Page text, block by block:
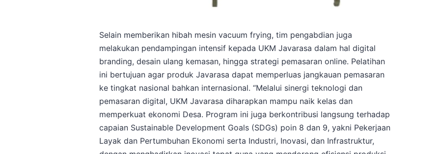
Selain memberikan hibah mesin vacuum frying, tim pengabdian juga
melakukan pendampingan intensif kepada UKM Javarasa dalam hal digital
branding, desain ulang kemasan, hingga strategi pemasaran online. Pelatihan
ini bertujuan agar produk Javarasa dapat memperluas jangkauan pemasaran
ke tingkat nasional bahkan internasional. “Melalui sinergi teknologi dan
pemasaran digital, UKM Javarasa diharapkan mampu naik kelas dan
memperkuat ekonomi Desa. Program ini juga berkontribusi langsung terhadap
capaian Sustainable Development Goals (SDGs) poin 8 dan 9, yakni Pekerjaan
Layak dan Pertumbuhan Ekonomi serta Industri, Inovasi, dan Infrastruktur,